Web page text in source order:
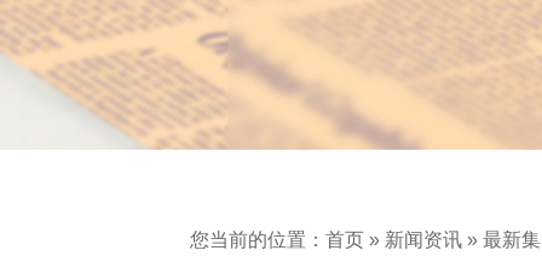
您当前的位置： 首页» 新闻资讯» 最新